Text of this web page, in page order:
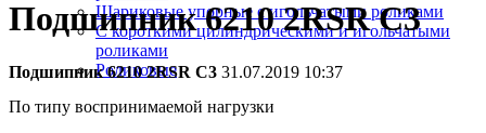
Шариковые упорные с игольчатыми роликами
С короткими цилиндрическими и игольчатыми
роликами
Роликовые
По типу воспринимаемой нагрузки
Подшипник 6210 2RSR C3
Подшипник 6210 2RSR C3 31.07.2019 10:37